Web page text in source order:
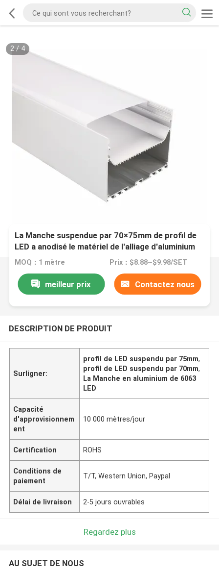
2/ 4
La Manche suspendue par 70×75mm de profil de
LED a anodisé le matériel de l'alliage d'aluminium
6063
MOQ：1 mètre Prix：$8.88~$9.98/SET
meilleur prix Contactez nous
DESCRIPTION DE PRODUIT
Surligner:
profil de LED suspendu par 75mm,
profil de LED suspendu par 70mm,
La Manche en aluminium de 6063
LED
Capacité
d'approvisionnem
ent
10 000 mètres/jour
Certification ROHS
Conditions de
paiement
T/T, Western Union, Paypal
Délai de livraison 2-5 jours ouvrables
Regardez plus
AU SUJET DE NOUS